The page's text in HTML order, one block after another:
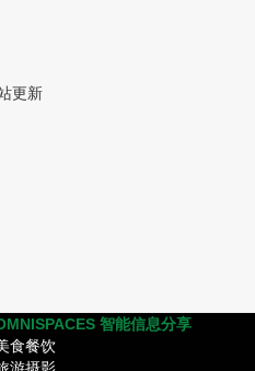
更新
智能信息分享
食餐饮